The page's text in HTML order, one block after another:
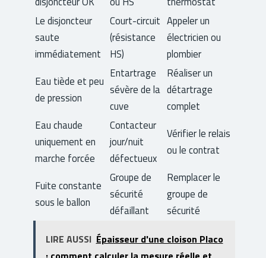
Le disjoncteur
saute
immédiatement
Court-circuit
(résistance
HS)
Appeler un
électricien ou
plombier
Eau tiède et peu
de pression
Entartrage
sévère de la
cuve
Réaliser un
détartrage
complet
Eau chaude
uniquement en
marche forcée
Contacteur
jour/nuit
défectueux
Vérifier le relais
ou le contrat
Fuite constante
sous le ballon
Groupe de
sécurité
défaillant
Remplacer le
groupe de
sécurité
LIRE AUSSI Épaisseur d'une cloison Placo